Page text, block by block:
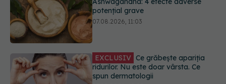
EXCLUSIV
ridurilor. Nu este doar vârsta. Ce
Alina Pușcău dezvăluie diagnosticul
care i-a schimbat viața: Am cancer